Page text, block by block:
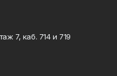
7, каб. 714 и 719